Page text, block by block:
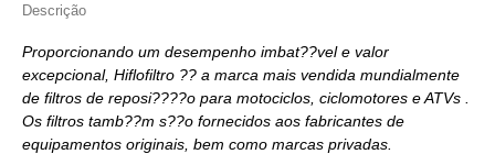
Descrição
Proporcionando um desempenho imbat??vel e valor
excepcional, Hiflofiltro ?? a marca mais vendida mundialmente
de filtros de reposi????o para motociclos, ciclomotores e ATVs .
Os filtros tamb??m s??o fornecidos aos fabricantes de
equipamentos originais, bem como marcas privadas.